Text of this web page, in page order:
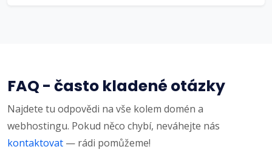
FAQ - často kladené otázky
Najdete tu odpovědi na vše kolem domén a
webhostingu. Pokud něco chybí, neváhejte nás
kontaktovat — rádi pomůžeme!